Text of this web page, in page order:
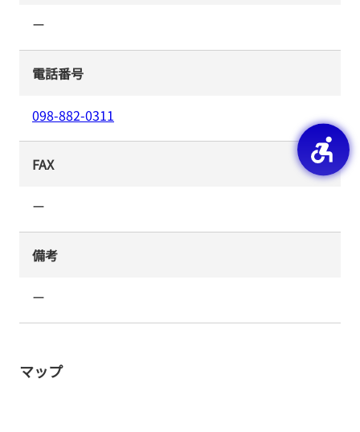
ー
電話番号
098-882-0311
FAX
ー
備考
ー
マップ